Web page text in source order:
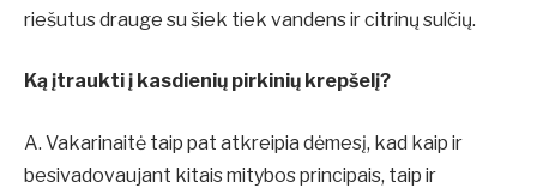
riešutus drauge su šiek tiek vandens ir citrinų sulčių.
Ką įtraukti į kasdienių pirkinių krepšelį?
A. Vakarinaitė taip pat atkreipia dėmesį, kad kaip ir
besivadovaujant kitais mitybos principais, taip ir